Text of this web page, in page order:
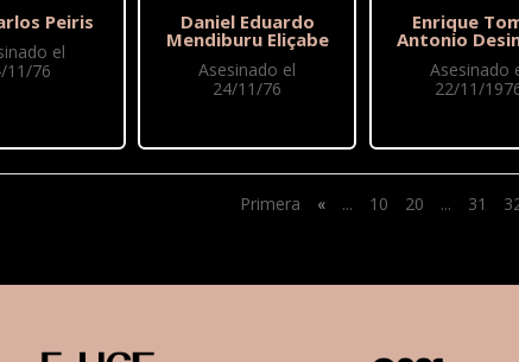
Peiris
el
11/76
Daniel Eduardo
Mendiburu Eliçabe
Asesinado el
24/11/76
Enrique
Antonio
Asesinado
22/11/
Primera « ... 10 20 ... 31